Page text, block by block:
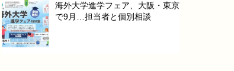
海外大学進学フェア、大阪・東京
で9月…担当者と個別相談